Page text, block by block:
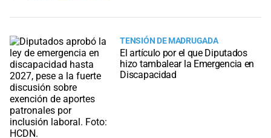
TENSIÓN DE MADRUGADA
El artículo por el que Diputados
hizo tambalear la Emergencia en
Discapacidad